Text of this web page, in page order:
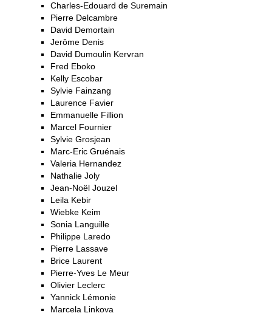
Charles-Edouard de Suremain
Pierre Delcambre
David Demortain
Jerôme Denis
David Dumoulin Kervran
Fred Eboko
Kelly Escobar
Sylvie Fainzang
Laurence Favier
Emmanuelle Fillion
Marcel Fournier
Sylvie Grosjean
Marc-Eric Gruénais
Valeria Hernandez
Nathalie Joly
Jean-Noël Jouzel
Leila Kebir
Wiebke Keim
Sonia Languille
Philippe Laredo
Pierre Lassave
Brice Laurent
Pierre-Yves Le Meur
Olivier Leclerc
Yannick Lémonie
Marcela Linkova